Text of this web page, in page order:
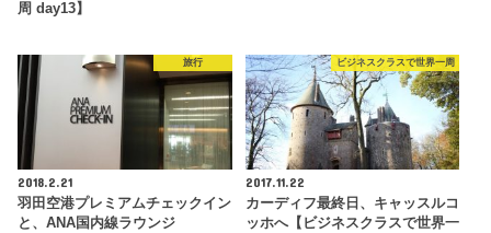
周 day13】
旅行
2018.2.21
羽田空港プレミアムチェックイン
と、ANA国内線ラウンジ
ビジネスクラスで世界一周
2017.11.22
カーディフ最終日、キャッスルコ
ッホへ【ビジネスクラスで世界一